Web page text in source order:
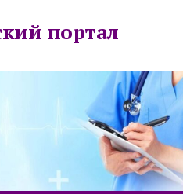
портал